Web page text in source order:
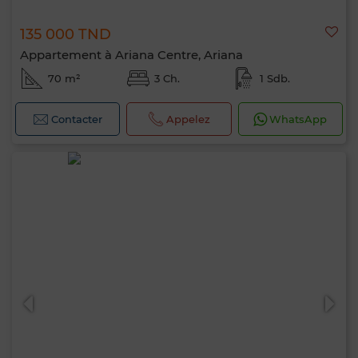
135 000 TND
Appartement à Ariana Centre, Ariana
70 m² 3 Ch. 1 Sdb.
Contacter Appelez WhatsApp